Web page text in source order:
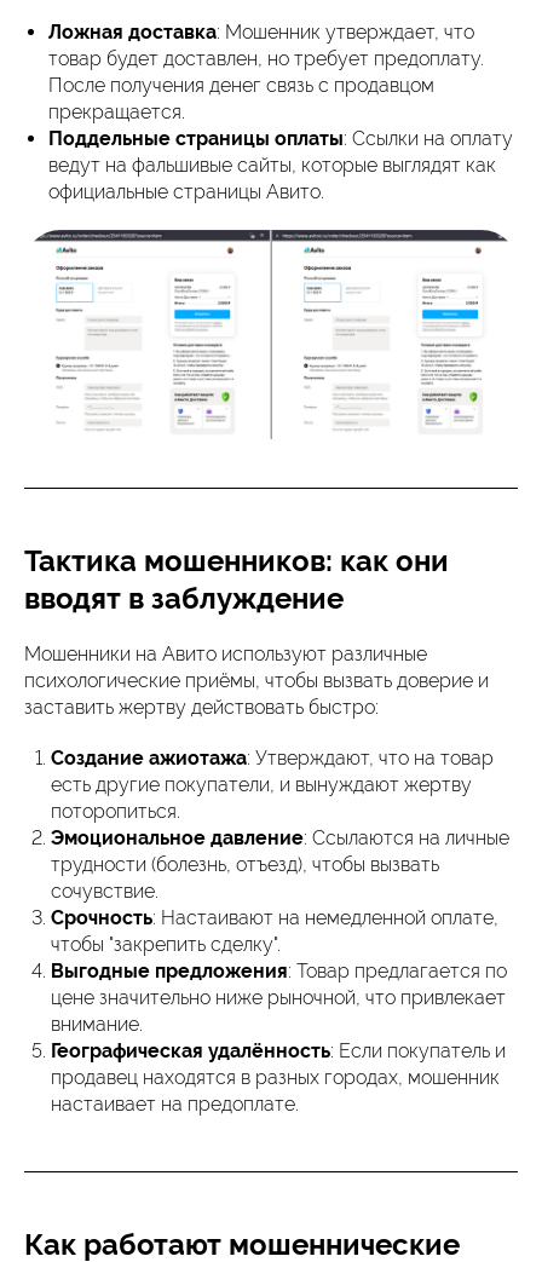
Ложная доставка: Мошенник утверждает, что
товар будет доставлен, но требует предоплату.
После получения денег связь с продавцом
прекращается.
Поддельные страницы оплаты: Ссылки на оплату
ведут на фальшивые сайты, которые выглядят как
официальные страницы Авито.
Тактика мошенников: как они
вводят в заблуждение
Мошенники на Авито используют различные
психологические приёмы, чтобы вызвать доверие и
заставить жертву действовать быстро:
Создание ажиотажа: Утверждают, что на товар
есть другие покупатели, и вынуждают жертву
поторопиться.
Эмоциональное давление: Ссылаются на личные
трудности (болезнь, отъезд), чтобы вызвать
сочувствие.
Срочность: Настаивают на немедленной оплате,
чтобы "закрепить сделку".
Выгодные предложения: Товар предлагается по
цене значительно ниже рыночной, что привлекает
внимание.
Географическая удалённость: Если покупатель и
продавец находятся в разных городах, мошенник
настаивает на предоплате.
Как работают мошеннические